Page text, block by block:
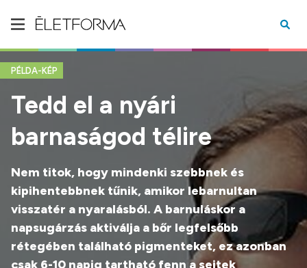
PÉLDA-KÉP
Tedd el a nyári
barnaságod télire
Nem titok, hogy mindenki szebbnek és
kipihentebbnek tűnik, amikor lebarnultan
visszatér a nyaralásból. A barnuláskor a
napsugárzás aktiválja a bőr legfelsőbb
rétegében található pigmenteket, ez azonban
csak 6-10 napig tartható fenn a sejtek